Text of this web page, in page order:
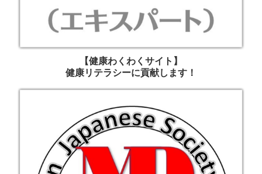
【健康わくわくサイト】
健康リテラシーに貢献します！